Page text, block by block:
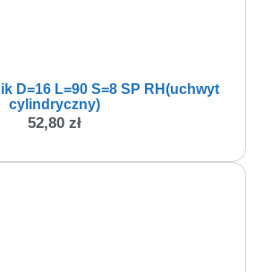
D=16 L=90 S=8 SP RH(uchwyt
cylindryczny)
52,80 zł